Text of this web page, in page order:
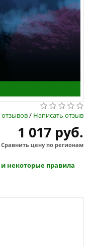
отзывов/ Написать отзыв
1 017 руб.
Сравнить цену по регионам
некоторые правила